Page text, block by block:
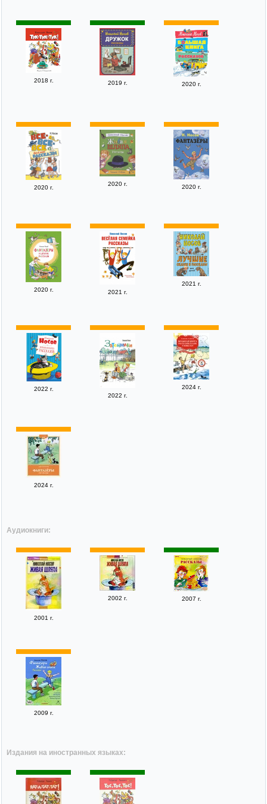
2018 г. 2019 г. 2020 г.
2020 г.
2020 г. 2020 г.
2020 г. 2021 г.
2021 г.
2022 г.
2022 г.
2024 г.
2024 г.
Аудиокниги:
2001 г.
2002 г. 2007 г.
2009 г.
Издания на иностранных языках: